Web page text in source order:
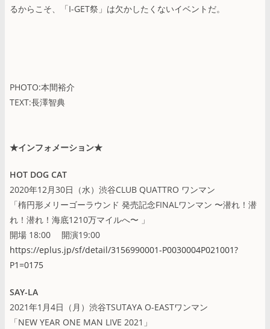
るからこそ、「I-GET祭」は欠かしたくないイベントだ。
PHOTO:本間裕介
TEXT:長澤智典
★インフォメーション★
HOT DOG CAT
2020年12月30日（水）渋谷CLUB QUATTRO ワンマン
「楕円形メリーゴーラウンド 発売記念FINALワンマン 〜潜れ！潜
れ！潜れ！海底1210万マイルへ〜 」
開場 18:00 開演19:00
https://eplus.jp/sf/detail/3156990001-P0030004P021001?
P1=0175
SAY-LA
2021年1月4日（月）渋谷TSUTAYA O-EASTワンマン
「NEW YEAR ONE MAN LIVE 2021」